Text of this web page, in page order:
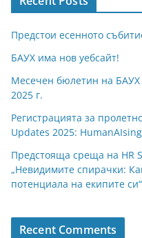
Предстои есенното
БАУХ има нов уебсайт!
Месечен бюлетин на
2025 г.
Регистрацията за
Updates 2025:
Предстояща среща на HR
„Невидимите спирачки:
потенциала на екипите си“
Recent Comments